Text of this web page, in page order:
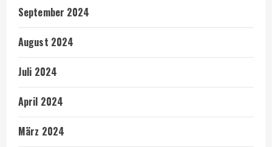
September 2024
August 2024
Juli 2024
April 2024
März 2024